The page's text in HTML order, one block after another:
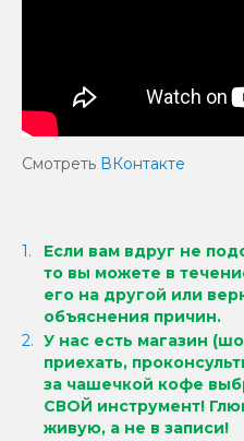
Смотреть ВКонтакте
Если вам вдруг не
то вы можете в
его на другой или
объяснения причин.
У нас есть магазин
приехать,
за чашечкой кофе
СВОЙ инструмент!
живую, а не в записи!